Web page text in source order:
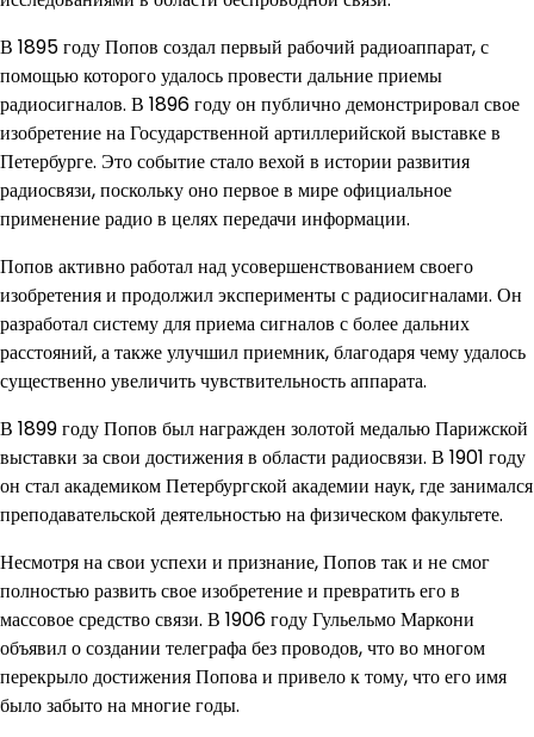
В 1895 году Попов создал первый рабочий радиоаппарат, с
помощью которого удалось провести дальние приемы
радиосигналов. В 1896 году он публично демонстрировал свое
изобретение на Государственной артиллерийской выставке в
Петербурге. Это событие стало вехой в истории развития
радиосвязи, поскольку оно первое в мире официальное
применение радио в целях передачи информации.
Попов активно работал над усовершенствованием своего
изобретения и продолжил эксперименты с радиосигналами. Он
разработал систему для приема сигналов с более дальних
расстояний, а также улучшил приемник, благодаря чему удалось
существенно увеличить чувствительность аппарата.
В 1899 году Попов был награжден золотой медалью Парижской
выставки за свои достижения в области радиосвязи. В 1901 году
он стал академиком Петербургской академии наук, где занимался
преподавательской деятельностью на физическом факультете.
Несмотря на свои успехи и признание, Попов так и не смог
полностью развить свое изобретение и превратить его в
массовое средство связи. В 1906 году Гульельмо Маркони
объявил о создании телеграфа без проводов, что во многом
перекрыло достижения Попова и привело к тому, что его имя
было забыто на многие годы.